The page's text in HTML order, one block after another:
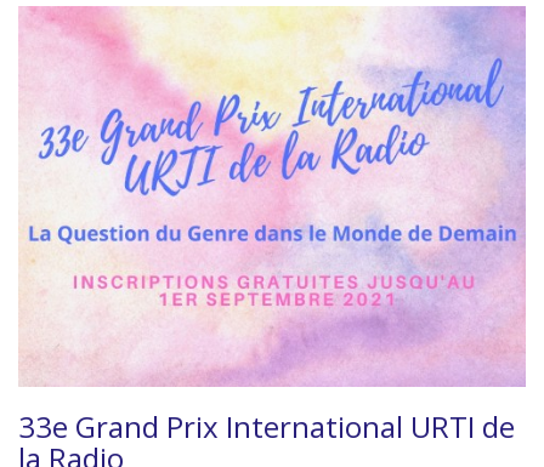
33e Grand Prix International URTI de
la Radio